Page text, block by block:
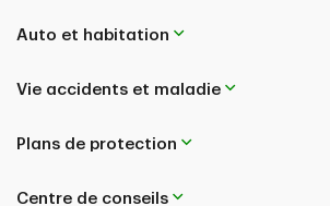
Auto et habitation
Vie accidents et maladie
Plans de protection
Centre de conseils